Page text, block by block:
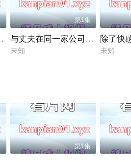
接下很多案子，是因为她是个性
第1集
未知
除了快
未知
第1集